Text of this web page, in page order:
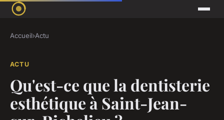
Accueil›Actu
ACTU
Qu'est-ce que la dentisterie
esthétique à Saint-Jean-